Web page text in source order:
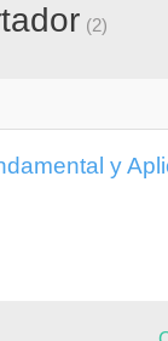
(2)
y